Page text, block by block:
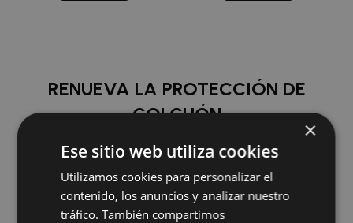
RENUEVA LA PROTECCIÓN DE
COLCHÓN
COMPRAR
×
Ese sitio web utiliza cookies
Utilizamos cookies para personalizar el
contenido, los anuncios y analizar nuestro
tráfico. También compartimos